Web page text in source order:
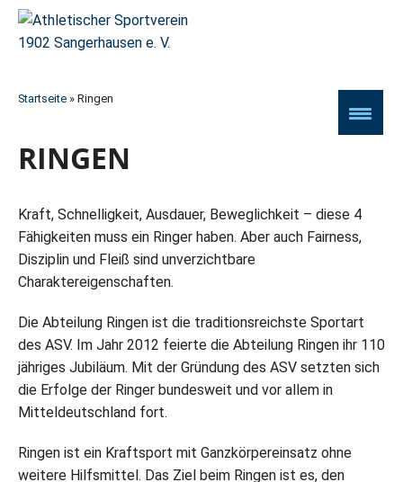
Startseite » Ringen
RINGEN
Kraft, Schnelligkeit, Ausdauer, Beweglichkeit – diese 4
Fähigkeiten muss ein Ringer haben. Aber auch Fairness,
Disziplin und Fleiß sind unverzichtbare
Charaktereigenschaften.
Die Abteilung Ringen ist die traditionsreichste Sportart
des ASV. Im Jahr 2012 feierte die Abteilung Ringen ihr 110
jähriges Jubiläum. Mit der Gründung des ASV setzten sich
die Erfolge der Ringer bundesweit und vor allem in
Mitteldeutschland fort.
Ringen ist ein Kraftsport mit Ganzkörpereinsatz ohne
weitere Hilfsmittel. Das Ziel beim Ringen ist es, den